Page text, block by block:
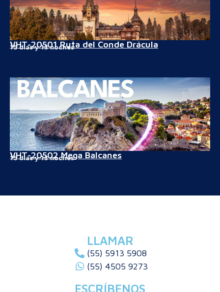
VHT-20501 Ruta del Conde Drácula
15 días y 13 noches
VHT-20502 Mega Balcanes
15 días y 13 noches
LLAMAR
(55) 5913 5908
(55) 4505 9273
ESCRÍBENOS